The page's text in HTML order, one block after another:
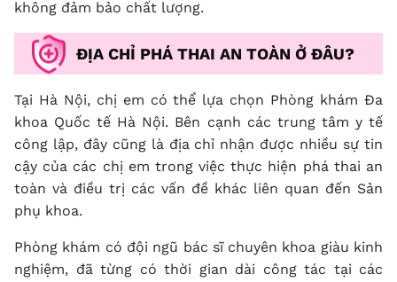
không đảm bảo chất lượng.
ĐỊA CHỈ PHÁ THAI AN TOÀN Ở ĐÂU?
Tại Hà Nội, chị em có thể lựa chọn Phòng khám Đa
khoa Quốc tế Hà Nội. Bên cạnh các trung tâm y tế
công lập, đây cũng là địa chỉ nhận được nhiều sự tin
cậy của các chị em trong việc thực hiện phá thai an
toàn và điều trị các vấn đề khác liên quan đến Sản
phụ khoa.
Phòng khám có đội ngũ bác sĩ chuyên khoa giàu kinh
nghiệm, đã từng có thời gian dài công tác tại các